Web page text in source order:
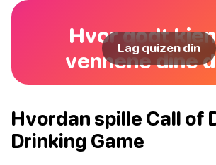
Hvor godt
vennene dine
Lag quizen din
Hvordan spille Call of
Drinking Game